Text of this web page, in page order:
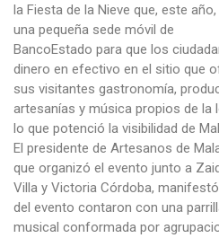
la Fiesta de la Nieve que, este
una pequeña sede móvil de
BancoEstado para que los
dinero en efectivo en el sitio que
sus visitantes gastronomía,
artesanías y música propios de la
lo que potenció la visibilidad de
El presidente de Artesanos de
que organizó el evento junto a
Villa y Victoria Córdoba,
del evento contaron con una
musical conformada por